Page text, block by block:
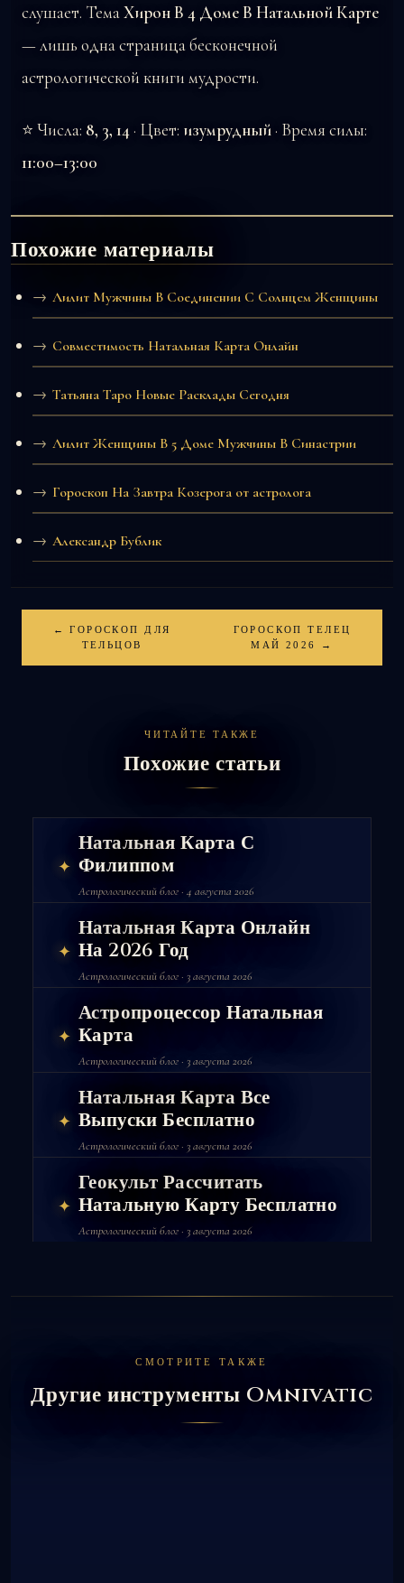
слушает. ТемаХирон В 4 Доме В Натальной Карте
— лишь одна страница бесконечной
астрологической книги мудрости.
⭐ Числа: 8, 3, 14· Цвет: изумрудный· Время силы:
11:00–13:00
Похожие материалы
Лилит Мужчины В Соединении С Солнцем Женщины
Совместимость Натальная Карта Онлайн
Татьяна Таро Новые Расклады Сегодня
Лилит Женщины В 5 Доме Мужчины В Синастрии
Гороскоп На Завтра Козерога от астролога
Александр Бублик
← ГОРОСКОП ДЛЯ
ТЕЛЬЦОВ
ГОРОСКОП ТЕЛЕЦ
МАЙ 2026 →
ЧИТАЙТЕ ТАКЖЕ
Похожие статьи
✦
Натальная Карта С
Филиппом
Астрологический блог · 4 августа 2026
✦
Натальная Карта Онлайн
На 2026 Год
Астрологический блог · 3 августа 2026
✦
Астропроцессор Натальная
Карта
Астрологический блог · 3 августа 2026
✦
Натальная Карта Все
Выпуски Бесплатно
Астрологический блог · 3 августа 2026
✦
Геокульт Рассчитать
Натальную Карту Бесплатно
Астрологический блог · 3 августа 2026
СМОТРИТЕ ТАКЖЕ
Другие инструменты Omnivatic